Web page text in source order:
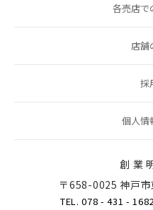
各売店で
店舗
採
個人情
創 業
〒658-0025 神戸
TEL. 078 - 431 - 1682